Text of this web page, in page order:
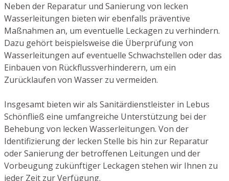
Neben der Reparatur und Sanierung von lecken
Wasserleitungen bieten wir ebenfalls präventive
Maßnahmen an, um eventuelle Leckagen zu verhindern.
Dazu gehört beispielsweise die Überprüfung von
Wasserleitungen auf eventuelle Schwachstellen oder das
Einbauen von Rückflussverhinderern, um ein
Zurücklaufen von Wasser zu vermeiden.
Insgesamt bieten wir als Sanitärdienstleister in Lebus
Schönfließ eine umfangreiche Unterstützung bei der
Behebung von lecken Wasserleitungen. Von der
Identifizierung der lecken Stelle bis hin zur Reparatur
oder Sanierung der betroffenen Leitungen und der
Vorbeugung zukünftiger Leckagen stehen wir Ihnen zu
jeder Zeit zur Verfügung.